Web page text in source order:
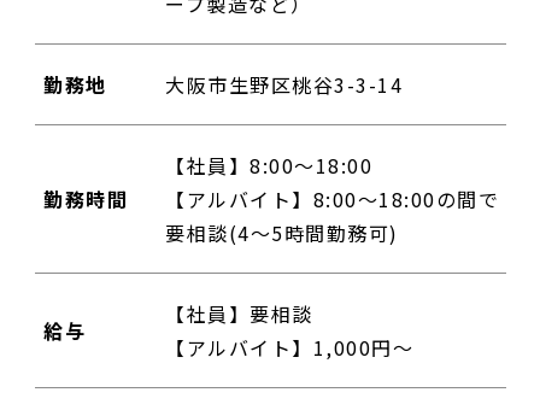
勤務地 大阪市生野区桃谷3-3-14
勤務時間
【社員】8:00～18:00
【アルバイト】8:00～18:00の間で
要相談(4～5時間勤務可)
給与
【社員】要相談
【アルバイト】1,000円～